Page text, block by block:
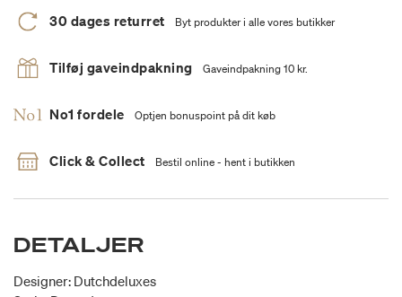
30 dages returret Byt produkter i alle vores butikker
Tilføj gaveindpakning Gaveindpakning 10 kr.
No1 fordele Optjen bonuspoint på dit køb
Click & Collect Bestil online - hent i butikken
DETALJER
Designer: Dutchdeluxes